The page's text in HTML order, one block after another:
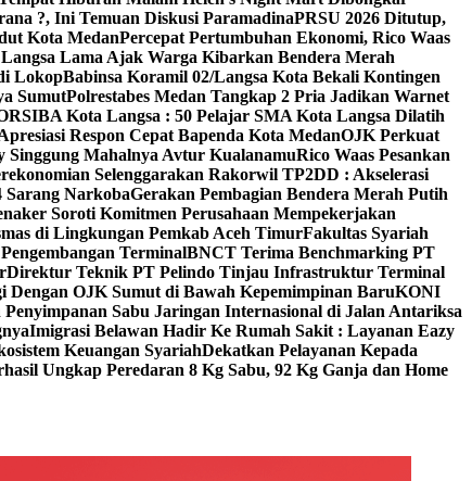
?, Ini Temuan Diskusi ParamadinaPRSU 2026 Ditutup,
Kota MedanPercepat Pertumbuhan Ekonomi, Rico Waas
Lama Ajak Warga Kibarkan Bendera Merah
LokopBabinsa Koramil 02/Langsa Kota Bekali Kontingen
SumutPolrestabes Medan Tangkap 2 Pria Jadikan Warnet
Kota Langsa : 50 Pelajar SMA Kota Langsa Dilatih
Respon Cepat Bapenda Kota MedanOJK Perkuat
Singgung Mahalnya Avtur KualanamuRico Waas Pesankan
Selenggarakan Rakorwil TP2DD : Akselerasi
Sarang NarkobaGerakan Pembagian Bendera Merah Putih
Soroti Komitmen Perusahaan Mempekerjakan
di Lingkungan Pemkab Aceh TimurFakultas Syariah
TerminalBNCT Terima Benchmarking PT
Direktur Teknik PT Pelindo Tinjau Infrastruktur Terminal
Dengan OJK Sumut di Bawah Kepemimpinan BaruKONI
Penyimpanan Sabu Jaringan Internasional di Jalan Antariksa
Imigrasi Belawan Hadir Ke Rumah Sakit : Layanan Eazy
Keuangan SyariahDekatkan Pelayanan Kepada
Ungkap Peredaran 8 Kg Sabu, 92 Kg Ganja dan Home